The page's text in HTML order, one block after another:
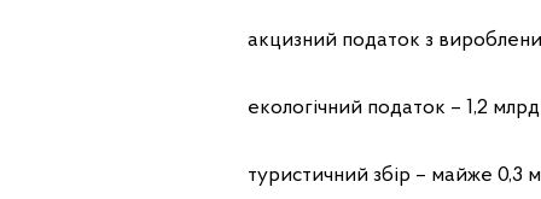
акцизний податок з
екологічний податок – 1,2 млрд
туристичний збiр – майже 0,3